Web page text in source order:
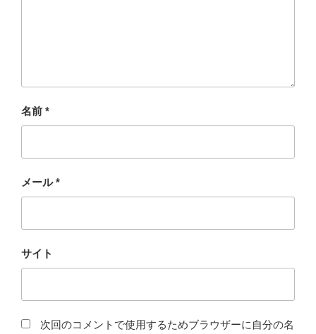
名前 *
メール*
サイト
次回のコメントで使用するためブラウザーに自分の名